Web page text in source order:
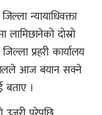
न्यायाधिवक्ता
लामिछानेको दोस्रो
प्रहरी कार्यालय
आज बयान सक्ने
बताए ।